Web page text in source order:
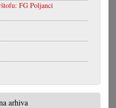
FG Poljanci
arhiva